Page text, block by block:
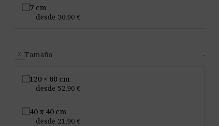
7 cm
desde 30,90 €
2 Tamaño
120 × 60 cm
desde 52,90 €
40 x 40 cm
desde 21,90 €